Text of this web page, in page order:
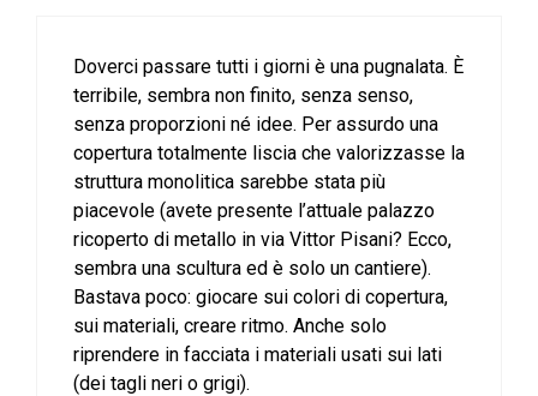
Doverci passare tutti i giorni è una pugnalata. È
terribile, sembra non finito, senza senso,
senza proporzioni né idee. Per assurdo una
copertura totalmente liscia che valorizzasse la
struttura monolitica sarebbe stata più
piacevole (avete presente l’attuale palazzo
ricoperto di metallo in via Vittor Pisani? Ecco,
sembra una scultura ed è solo un cantiere).
Bastava poco: giocare sui colori di copertura,
sui materiali, creare ritmo. Anche solo
riprendere in facciata i materiali usati sui lati
(dei tagli neri o grigi).